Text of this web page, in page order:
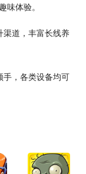
趣味体验。
渠道，丰富长线养
手，各类设备均可